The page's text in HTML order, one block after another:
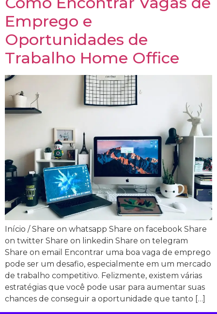
Emprego e
Oportunidades de
Trabalho Home Office
Início / Share on whatsapp Share on facebook Share
on twitter Share on linkedin Share on telegram
Share on email Encontrar uma boa vaga de emprego
pode ser um desafio, especialmente em um mercado
de trabalho competitivo. Felizmente, existem várias
estratégias que você pode usar para aumentar suas
chances de conseguir a oportunidade que tanto […]